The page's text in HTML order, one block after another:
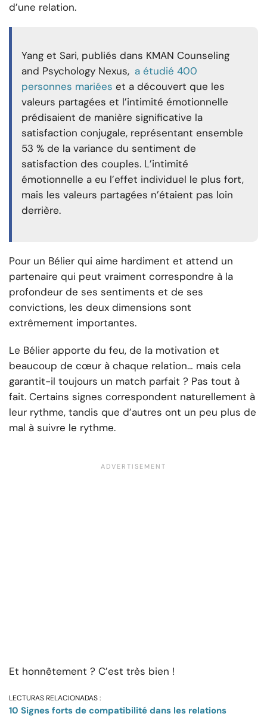
d’une relation.
Yang et Sari, publiés dans KMAN Counseling
and Psychology Nexus, a étudié 400
personnes mariées et a découvert que les
valeurs partagées et l’intimité émotionnelle
prédisaient de manière significative la
satisfaction conjugale, représentant ensemble
53 % de la variance du sentiment de
satisfaction des couples. L’intimité
émotionnelle a eu l’effet individuel le plus fort,
mais les valeurs partagées n’étaient pas loin
derrière.
Pour un Bélier qui aime hardiment et attend un
partenaire qui peut vraiment correspondre à la
profondeur de ses sentiments et de ses
convictions, les deux dimensions sont
extrêmement importantes.
Le Bélier apporte du feu, de la motivation et
beaucoup de cœur à chaque relation… mais cela
garantit-il toujours un match parfait ? Pas tout à
fait. Certains signes correspondent naturellement à
leur rythme, tandis que d’autres ont un peu plus de
mal à suivre le rythme.
Et honnêtement ? C’est très bien !
LECTURAS RELACIONADAS :
10 Signes forts de compatibilité dans les relations